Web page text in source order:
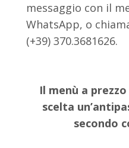
messaggio con il
WhatsApp, o
(+39) 370.3681626.
Il menù a
scelta
secondo